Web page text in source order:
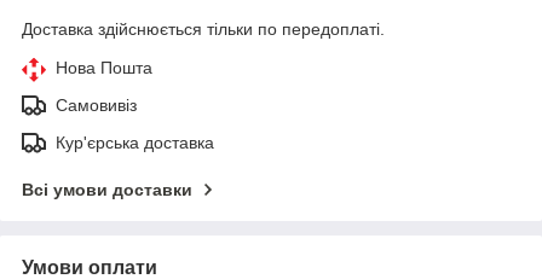
Доставка здійснюється тільки по передоплаті.
Нова Пошта
Самовивіз
Кур'єрська доставка
Всі умови доставки
Умови оплати